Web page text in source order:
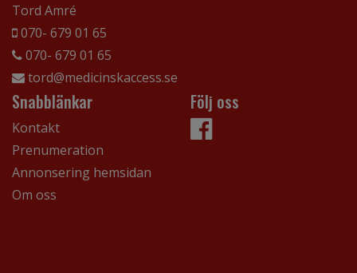
Tord Amré
070- 679 01 65
070- 679 01 65
tord@medicinskaccess.se
Snabblänkar
Kontakt
Prenumeration
Annonsering hemsidan
Om oss
Följ oss